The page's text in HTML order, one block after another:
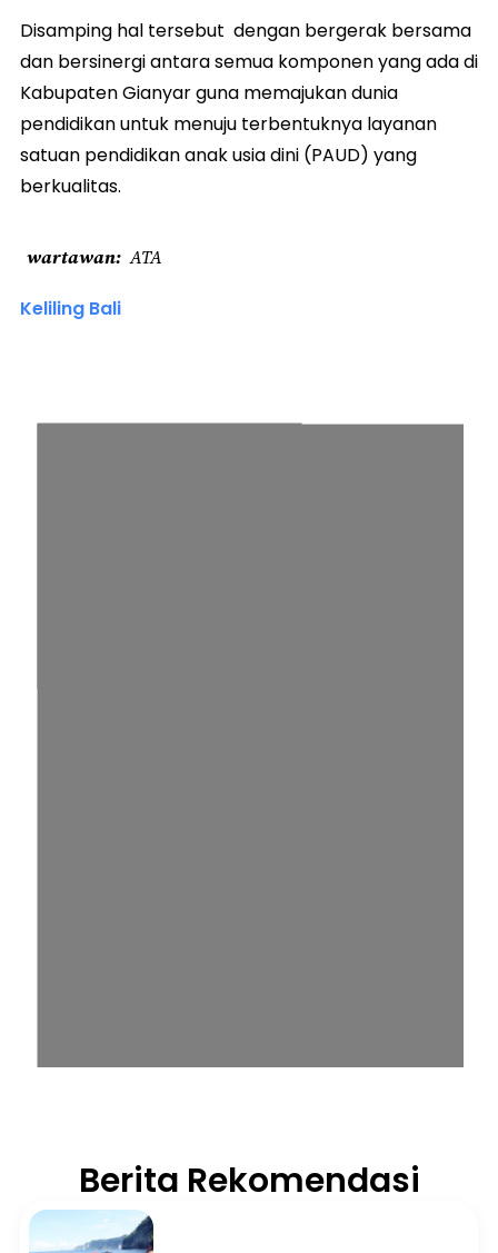
Disamping hal tersebut dengan bergerak bersama
dan bersinergi antara semua komponen yang ada di
Kabupaten Gianyar guna memajukan dunia
pendidikan untuk menuju terbentuknya layanan
satuan pendidikan anak usia dini (PAUD) yang
berkualitas.
wartawan ATA
Keliling Bali
Berita Rekomendasi